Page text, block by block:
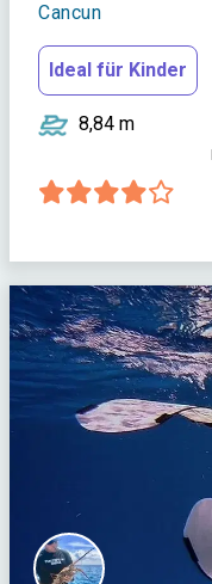
Cancun
Ideal für Kinder
8,84 m